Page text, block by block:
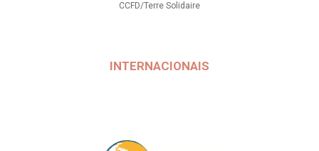
CCFD/Terre Solidaire
INTERNACIONAIS